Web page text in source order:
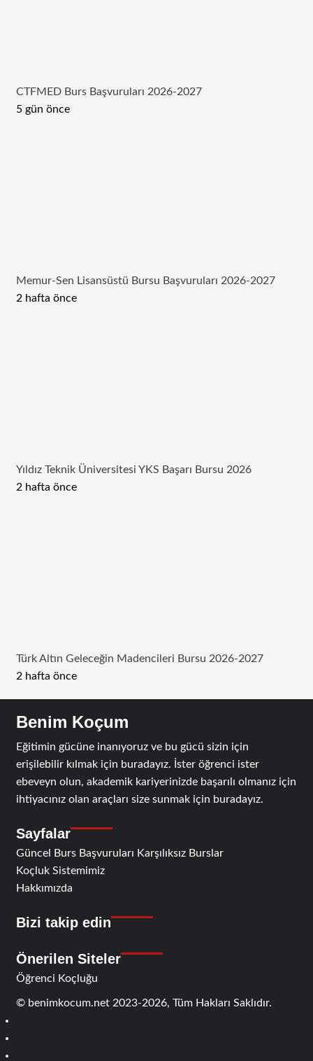
CTFMED Burs Başvuruları 2026-2027
5 gün önce
Memur-Sen Lisansüstü Bursu Başvuruları 2026-2027
2 hafta önce
Yıldız Teknik Üniversitesi YKS Başarı Bursu 2026
2 hafta önce
Türk Altın Geleceğin Madencileri Bursu 2026-2027
2 hafta önce
Benim Koçum
Eğitimin gücüne inanıyoruz ve bu gücü sizin için
erişilebilir kılmak için buradayız. İster öğrenci ister
ebeveyn olun, akademik kariyerinizde başarılı olmanız için
ihtiyacınız olan araçları size sunmak için buradayız.
Sayfalar
Güncel Burs Başvuruları Karşılıksız Burslar
Koçluk Sistemimiz
Hakkımızda
Bizi takip edin
Önerilen Siteler
Öğrenci Koçluğu
© benimkocum.net 2023-2026, Tüm Hakları Saklıdır.